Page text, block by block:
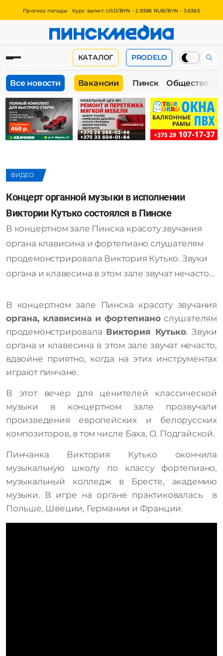
Прогноз погоды Курс валют: USD/BYN - 2.9386 RUB/BYN - 3.6365
КАТАЛОГ PRODELO
Все новости Вакансии Пинск Общество
ВИДЕО
Концерт органной музыки в исполнении
Виктории Кутько состоялся в Пинске
В концертном зале Пинска красоту звучания
органа клависина и фортепиано слушателям
продемонстрировала Виктория Кутько. Звуки
органа и клавесина в этом зале звучат нечасто...
В концертном зале Пинска красоту звучания
органа, клависина и фортепианослушателям
продемонстрировала Виктория Кутько. Звуки
органа и клавесина в этом зале звучат нечасто,
вдвойне приятно, когда на этих инструментах
играют пинчане.
В этот вечер для ценителей классической
музыки в концертном зале прозвучали
произведения европейских и белорусских
композиторов, в том числе Баха, О. Подгайской.
Пинчанка Виктория Кутько окончила
музыкальную школу по классу фортепиано,
музыкальный колледж в Бресте, академию
музыки. В игре на органе практиковалась в
Польше, Швеции, Германии и Франции.